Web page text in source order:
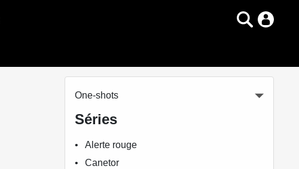
One-shots
Séries
Alerte rouge
Canetor